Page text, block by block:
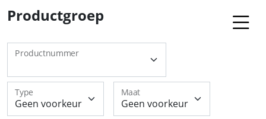
Productgroep
Productnummer
Type Maat